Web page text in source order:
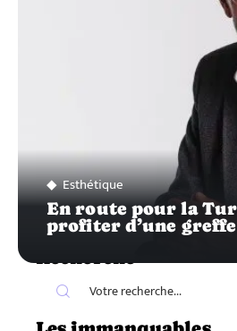
Esthétique
En route pour la
profiter d’une